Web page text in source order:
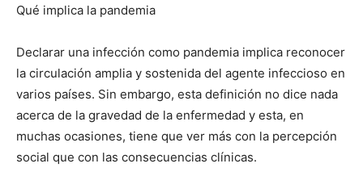
Qué implica la pandemia
Declarar una infección como pandemia implica reconocer
la circulación amplia y sostenida del agente infeccioso en
varios países. Sin embargo, esta definición no dice nada
acerca de la gravedad de la enfermedad y esta, en
muchas ocasiones, tiene que ver más con la percepción
social que con las consecuencias clínicas.